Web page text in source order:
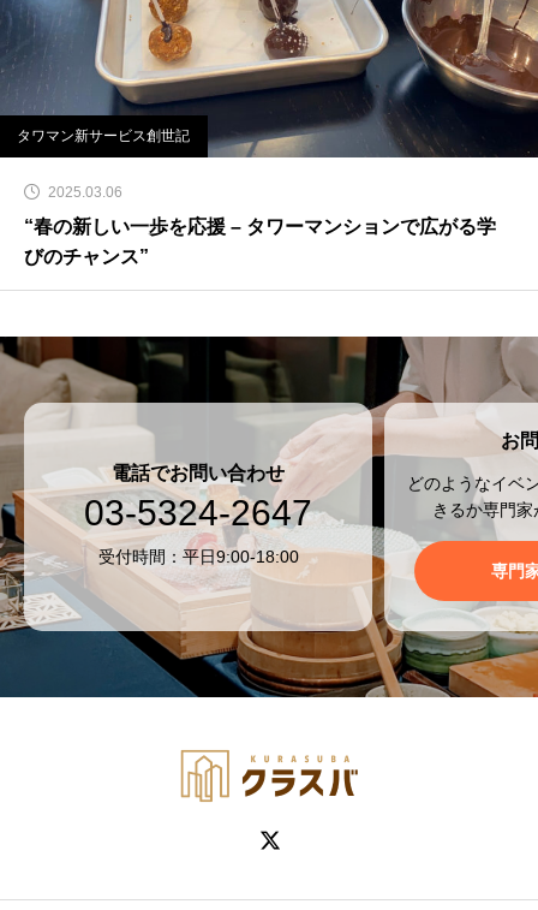
タワマン新サービス創世記
2025.03.06
“春の新しい一歩を応援 – タワーマンションで広がる学
びのチャンス”
電話でお問い合わせ
03-5324-2647
受付時間：平日9:00-18:00
お
どのようなイベ
きるか専門
専門